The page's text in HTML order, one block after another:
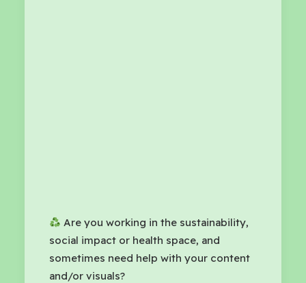
Are you working in the sustainability,
social impact or health space, and
sometimes need help with your content
and/or visuals?